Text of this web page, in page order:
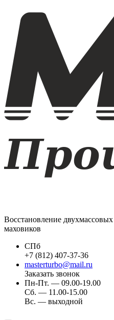
Восстановление двухмассовых
маховиков
СПб
+7 (812) 407-37-36
masterturbo@mail.ru
Заказать звонок
Пн-Пт. — 09.00-19.00
Сб. — 11.00-15.00
Вс. — выходной